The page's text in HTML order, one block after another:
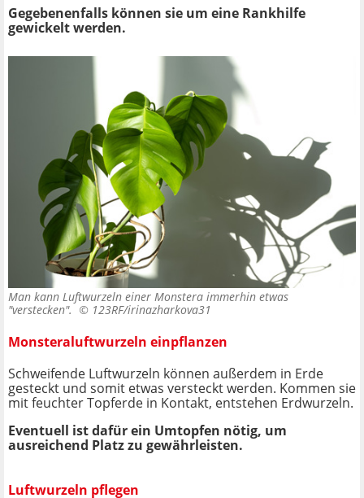
Gegebenenfalls können sie um eine Rankhilfe
gewickelt werden.
Man kann Luftwurzeln einer Monstera immerhin etwas
"verstecken". © 123RF/irinazharkova31
Monsteraluftwurzeln einpflanzen
Schweifende Luftwurzeln können außerdem in Erde
gesteckt und somit etwas versteckt werden. Kommen sie
mit feuchter Topferde in Kontakt, entstehen Erdwurzeln.
Eventuell ist dafür ein Umtopfen nötig, um
ausreichend Platz zu gewährleisten.
Luftwurzeln pflegen